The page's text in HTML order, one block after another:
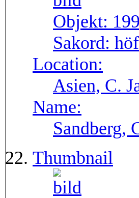
Objekt:
Sakord:
Location:
Asien, C.
Name:
Sandberg,
Thumbnail